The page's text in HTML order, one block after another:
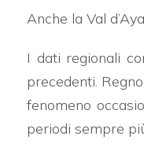
Anche la Val
I dati regionali
precedenti.
fenomeno
periodi sempre
2